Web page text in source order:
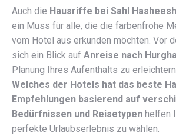
Auch die Hausriffe bei Sahl
ein Muss für alle, die die farbenfrohe
vom Hotel aus erkunden möchten. Vor
sich ein Blick auf Anreise nach
Planung Ihres Aufenthalts zu
Welches der Hotels hat das beste
Empfehlungen basierend auf
Bedürfnissen und Reisetypen helfen
perfekte Urlaubserlebnis zu wählen.